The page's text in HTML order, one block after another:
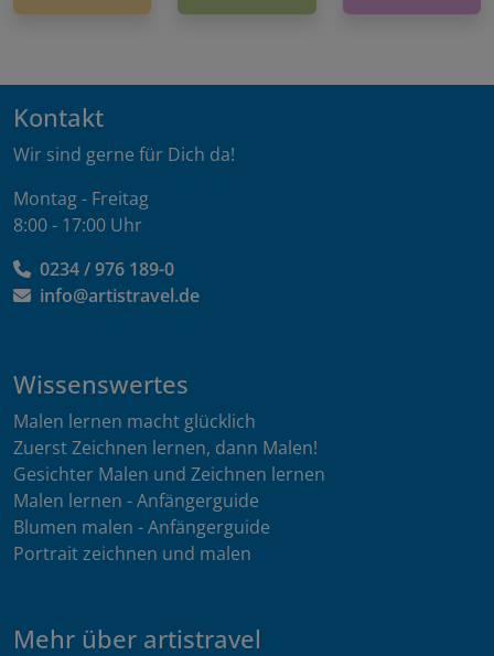
Kontakt
Wir sind gerne für Dich da!
Montag - Freitag
8:00 - 17:00 Uhr
0234 / 976 189-0
info@artistravel.de
Wissenswertes
Malen lernen macht glücklich
Zuerst Zeichnen lernen, dann Malen!
Gesichter Malen und Zeichnen lernen
Malen lernen - Anfängerguide
Blumen malen - Anfängerguide
Portrait zeichnen und malen
Mehr über artistravel